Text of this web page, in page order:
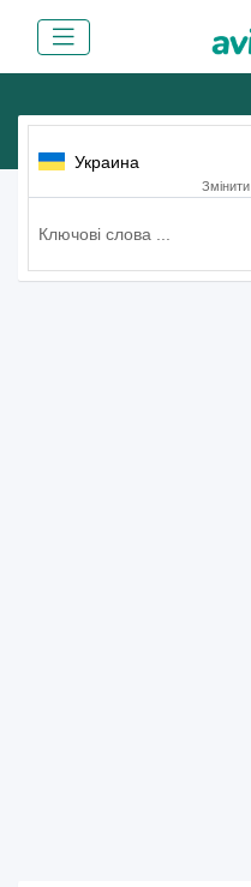
Украина
Змінити